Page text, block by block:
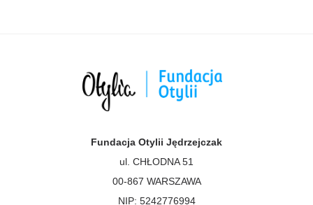
Fundacja Otylii Jędrzejczak
ul. CHŁODNA 51
00-867 WARSZAWA
NIP: 5242776994